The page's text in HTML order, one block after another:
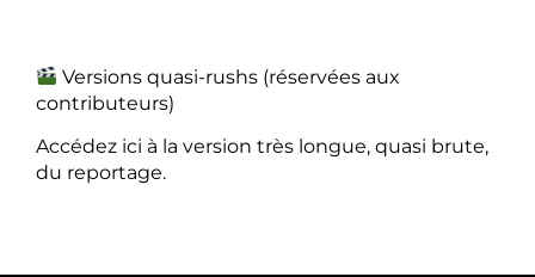
Versions quasi-rushs (réservées aux
contributeurs)
Accédez ici à la version très longue, quasi brute,
du reportage.